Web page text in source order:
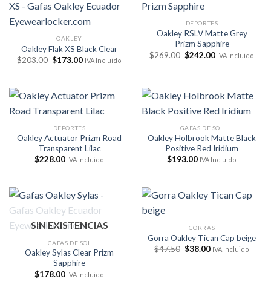
OAKLEY
Oakley Flak XS Black Clear
$203.00 El
$203.00.
$173.00El
$173.00.
IVA Incluido
DEPORTES
Oakley RSLV Matte Grey
Prizm Sapphire
$269.00 El
precio
$242.00ElIVA Incluido
DEPORTES
Oakley Actuator Prizm Road
Transparent Lilac
$228.00 IVA Incluido
GAFAS DE SOL
Oakley Holbrook Matte Black
Positive Red Iridium
$193.00 IVA Incluido
SIN EXISTENCIAS
GAFAS DE SOL
Oakley Sylas Clear Prizm
Sapphire
$178.00 IVA Incluido
GORRAS
Gorra Oakley Tican Cap beige
$47.50 El
$38.00ElIVA Incluido